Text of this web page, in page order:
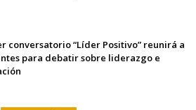
conversatorio “Líder Positivo” reunirá a
para debatir sobre liderazgo e